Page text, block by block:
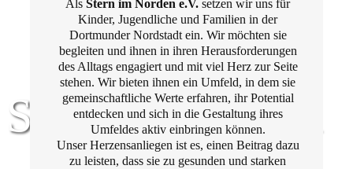
Stern im Norden
Als Stern im Norden e.V. setzen wir uns für
Kinder, Jugendliche und Familien in der
Dortmunder Nordstadt ein. Wir möchten sie
begleiten und ihnen in ihren Herausforderungen
des Alltags engagiert und mit viel Herz zur Seite
stehen. Wir bieten ihnen ein Umfeld, in dem sie
gemeinschaftliche Werte erfahren, ihr Potential
entdecken und sich in die Gestaltung ihres
Umfeldes aktiv einbringen können.
Unser Herzensanliegen ist es, einen Beitrag dazu
zu leisten, dass sie zu gesunden und starken